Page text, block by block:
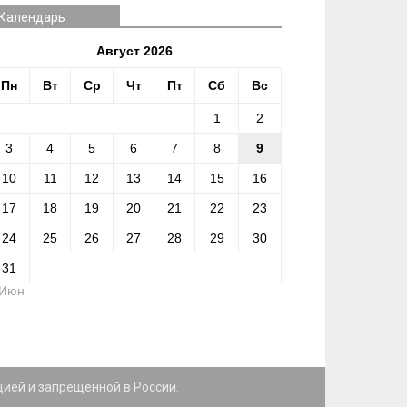
Календарь
Август 2026
Пн Вт Ср Чт Пт Сб Вс
1 2
3 4 5 6 7 8 9
10 11 12 13 14 15 16
17 18 19 20 21 22 23
24 25 26 27 28 29 30
31
и запрещенной в России.